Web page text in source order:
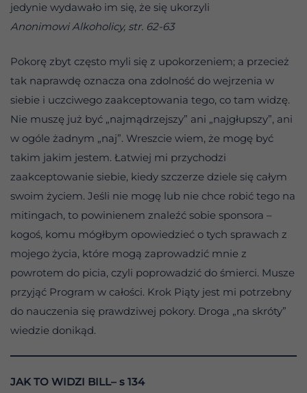
jedynie wydawało im się, że się ukorzyli
Anonimowi Alkoholicy, str. 62-63
Pokorę zbyt często myli się z upokorzeniem; a przecież
tak naprawdę oznacza ona zdolność do wejrzenia w
siebie i uczciwego zaakceptowania tego, co tam widzę.
Nie muszę już być „najmądrzejszy” ani „najgłupszy”, ani
w ogóle żadnym „naj”. Wreszcie wiem, że mogę być
takim jakim jestem. Łatwiej mi przychodzi
zaakceptowanie siebie, kiedy szczerze dziele się całym
swoim życiem. Jeśli nie mogę lub nie chce robić tego na
mitingach, to powinienem znaleźć sobie sponsora –
kogoś, komu mógłbym opowiedzieć o tych sprawach z
mojego życia, które mogą zaprowadzić mnie z
powrotem do picia, czyli poprowadzić do śmierci. Musze
przyjąć Program w całości. Krok Piąty jest mi potrzebny
do nauczenia się prawdziwej pokory. Droga „na skróty”
wiedzie donikąd.
JAK TO WIDZI BILL– s 134